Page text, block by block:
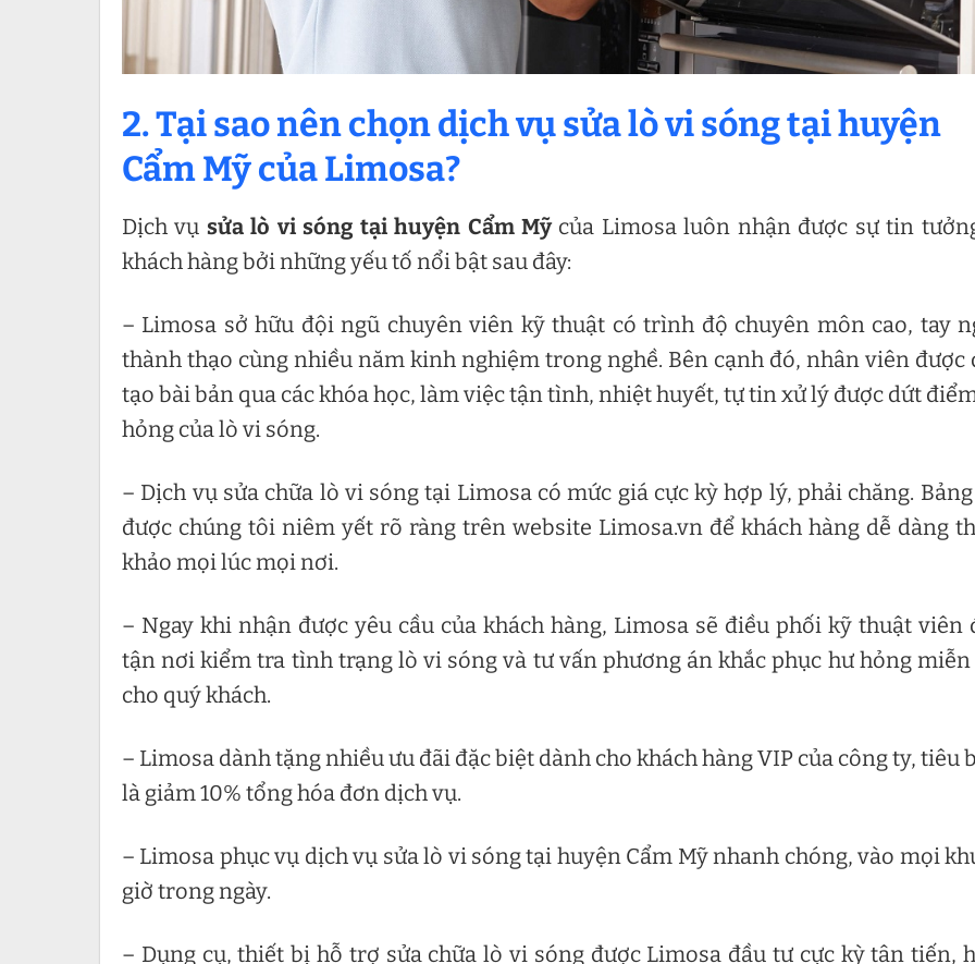
2. Tại sao nên chọn dịch vụ sửa lò vi sóng tại huyện
Cẩm Mỹ của Limosa?
Dịch vụ sửa lò vi sóng tại huyện Cẩm Mỹ của Limosa luôn nhận được sự tin
khách hàng bởi những yếu tố nổi bật sau đây:
– Limosa sở hữu đội ngũ chuyên viên kỹ thuật có trình độ chuyên môn cao, tay
thành thạo cùng nhiều năm kinh nghiệm trong nghề. Bên cạnh đó, nhân viên được
tạo bài bản qua các khóa học, làm việc tận tình, nhiệt huyết, tự tin xử lý được dứt
hỏng của lò vi sóng.
– Dịch vụ sửa chữa lò vi sóng tại Limosa có mức giá cực kỳ hợp lý, phải chăng.
được chúng tôi niêm yết rõ ràng trên website Limosa.vn để khách hàng dễ dàng
khảo mọi lúc mọi nơi.
– Ngay khi nhận được yêu cầu của khách hàng, Limosa sẽ điều phối kỹ thuật viên
tận nơi kiểm tra tình trạng lò vi sóng và tư vấn phương án khắc phục hư hỏng
cho quý khách.
– Limosa dành tặng nhiều ưu đãi đặc biệt dành cho khách hàng VIP của công ty, tiêu
là giảm 10% tổng hóa đơn dịch vụ.
– Limosa phục vụ dịch vụ sửa lò vi sóng tại huyện Cẩm Mỹ nhanh chóng, vào mọi
giờ trong ngày.
– Dụng cụ, thiết bị hỗ trợ sửa chữa lò vi sóng được Limosa đầu tư cực kỳ tân tiến,